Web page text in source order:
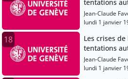
tentations
Jean-Claude
lundi 1 janvier
18
Les crises
tentations
Jean-Claude
lundi 1 janvier